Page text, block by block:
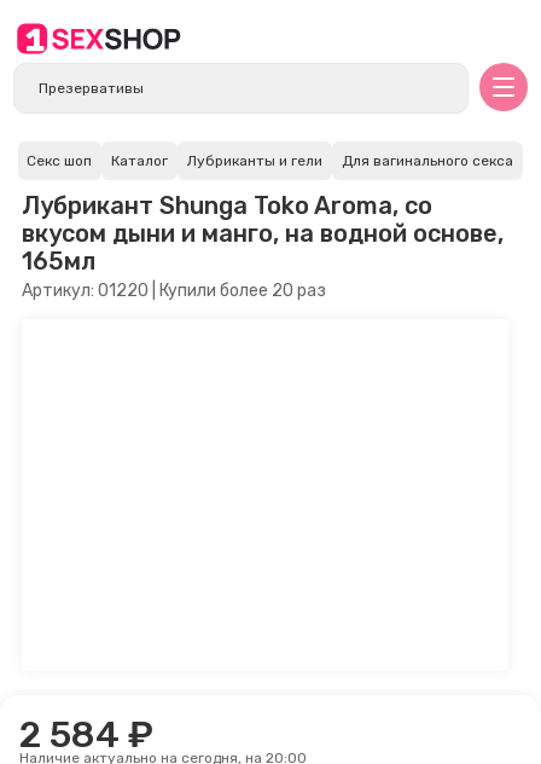
Секс шоп Каталог Лубриканты и гели Для вагинального секса
Лубрикант Shunga Toko Aroma, со
вкусом дыни и манго, на водной основе,
165мл
Артикул: 01220 | Купили более 20 раз
2 584 ₽
Наличие актуально на сегодня, на 20:00